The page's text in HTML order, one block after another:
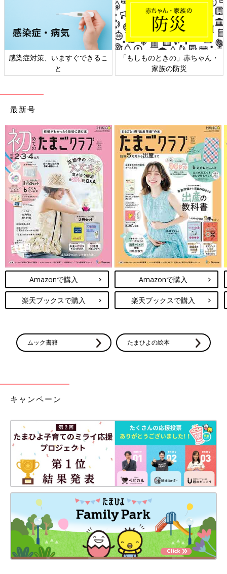
感染症対策、いますぐできるこ
と
「もしものときの」赤ちゃん・
家族の防災
最新号
Amazonで購入
楽天ブックスで購入
Amazonで購入
楽天ブックスで購入
ムック書籍 たまひよの絵本
キャンペーン